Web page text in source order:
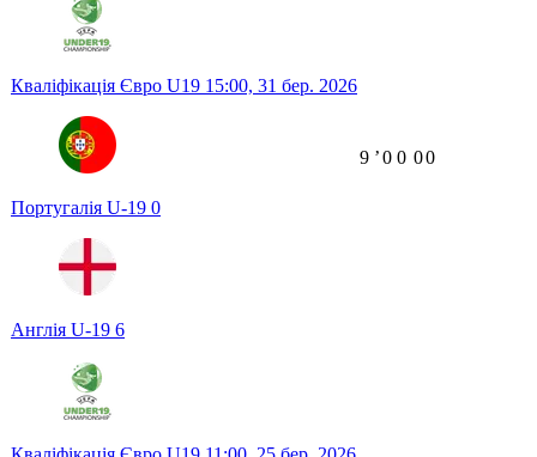
Кваліфікація Євро U19 15:00, 31 бер. 2026
Португалія U-19 0
Англія U-19 6
9 ʼ0 0 00